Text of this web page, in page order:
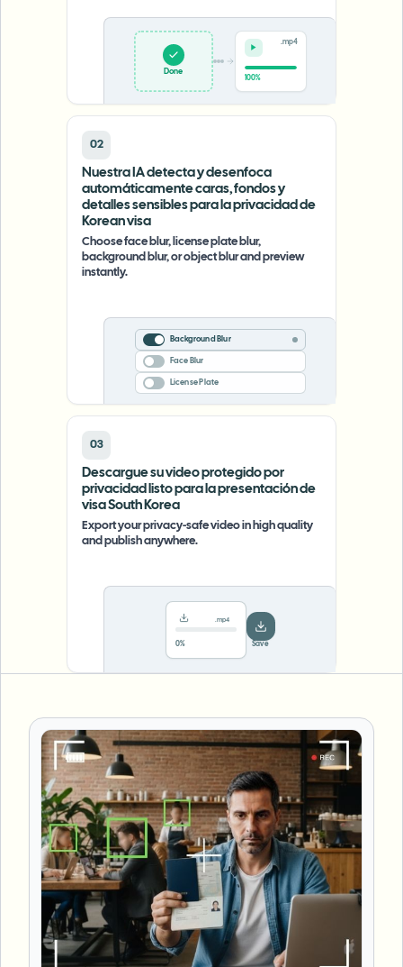
Done
100%
.mp4
02
Nuestra IA detecta y desenfoca
automáticamente caras, fondos y
detalles sensibles para la privacidad de
Korean visa
Choose face blur, license plate blur,
background blur, or object blur and preview
instantly.
Background Blur
Face Blur
License Plate
03
Descargue su video protegido por
privacidad listo para la presentación de
visa South Korea
Export your privacy-safe video in high quality
and publish anywhere.
.mp4
78% ···